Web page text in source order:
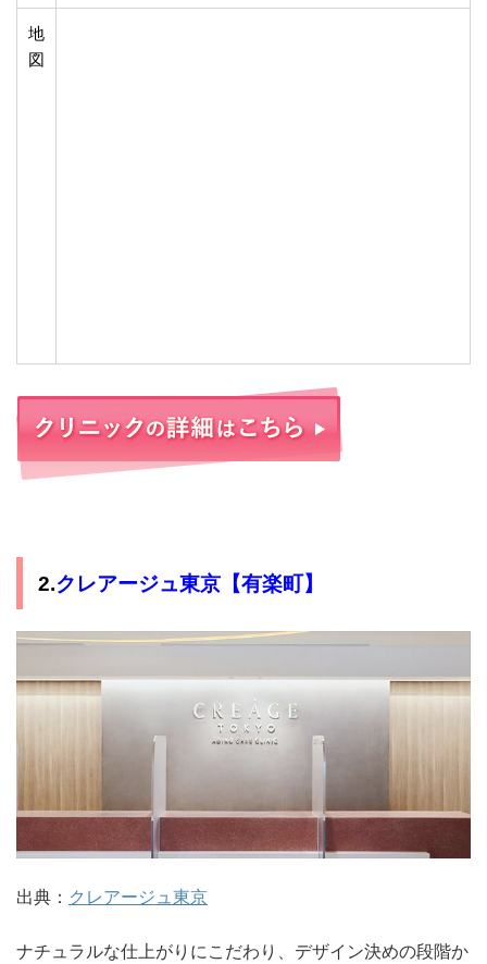
地
図
2.クレアージュ東京【有楽町】
出典： クレアージュ東京
ナチュラルな仕上がりにこだわり、デザイン決めの段階か